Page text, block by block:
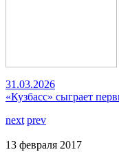
31.03.2026
«Кузбасс» сыграет
next prev
13 февраля 2017